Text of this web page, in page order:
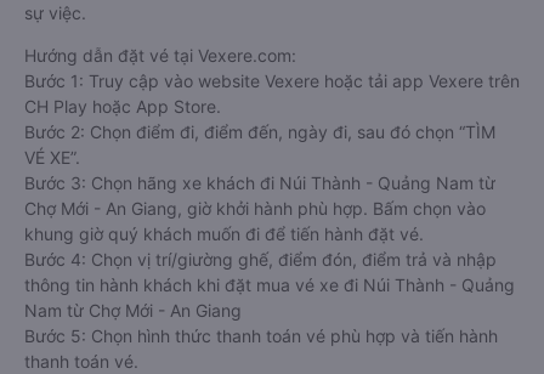
sự việc.
Hướng dẫn đặt vé tại Vexere.com:
Bước 1: Truy cập vào website Vexere hoặc tải app Vexere trên
CH Play hoặc App Store.
Bước 2: Chọn điểm đi, điểm đến, ngày đi, sau đó chọn “TÌM
VÉ XE”.
Bước 3: Chọn hãng xe khách đi Núi Thành - Quảng Nam từ
Chợ Mới - An Giang, giờ khởi hành phù hợp. Bấm chọn vào
khung giờ quý khách muốn đi để tiến hành đặt vé.
Bước 4: Chọn vị trí/giường ghế, điểm đón, điểm trả và nhập
thông tin hành khách khi đặt mua vé xe đi Núi Thành - Quảng
Nam từ Chợ Mới - An Giang
Bước 5: Chọn hình thức thanh toán vé phù hợp và tiến hành
thanh toán vé.